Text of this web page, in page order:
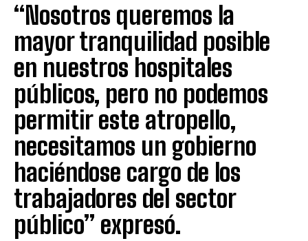
“Nosotros queremos la
mayor tranquilidad posible
en nuestros hospitales
públicos, pero no podemos
permitir este atropello,
necesitamos un gobierno
haciéndose cargo de los
trabajadores del sector
público” expresó.